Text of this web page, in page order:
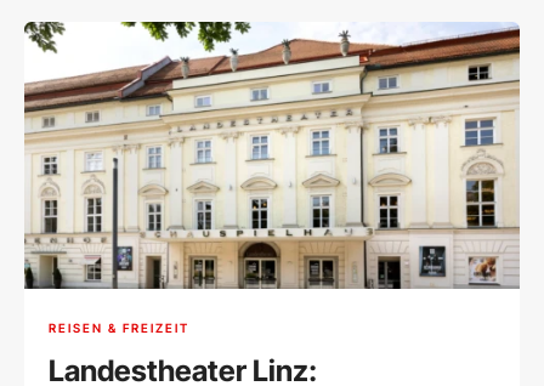
REISEN & FREIZEIT
Landestheater Linz: